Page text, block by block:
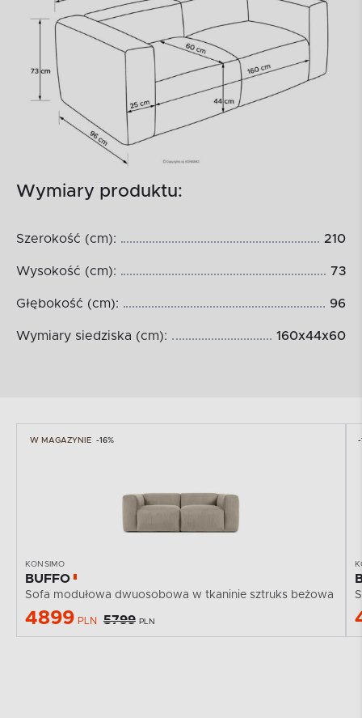
Wymiary produktu:
Szerokość (cm): 210
Wysokość (cm): 73
Głębokość (cm): 96
Wymiary siedziska (cm): 160x44x60
W MAGAZYNIE -16%
KONSIMO
BUFFO
Sofa modułowa dwuosobowa w tkaninie sztruks beżowa
4899 PLN 5799 PLN
-